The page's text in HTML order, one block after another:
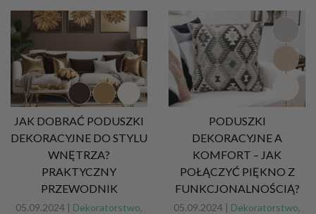
JAK DOBRAĆ PODUSZKI
DEKORACYJNE DO STYLU
WNĘTRZA?
PRAKTYCZNY
PRZEWODNIK
05.09.2024 | Dekoratorstwo,
PODUSZKI
DEKORACYJNE A
KOMFORT – JAK
POŁĄCZYĆ PIĘKNO Z
FUNKCJONALNOŚCIĄ?
05.09.2024 | Dekoratorstwo,